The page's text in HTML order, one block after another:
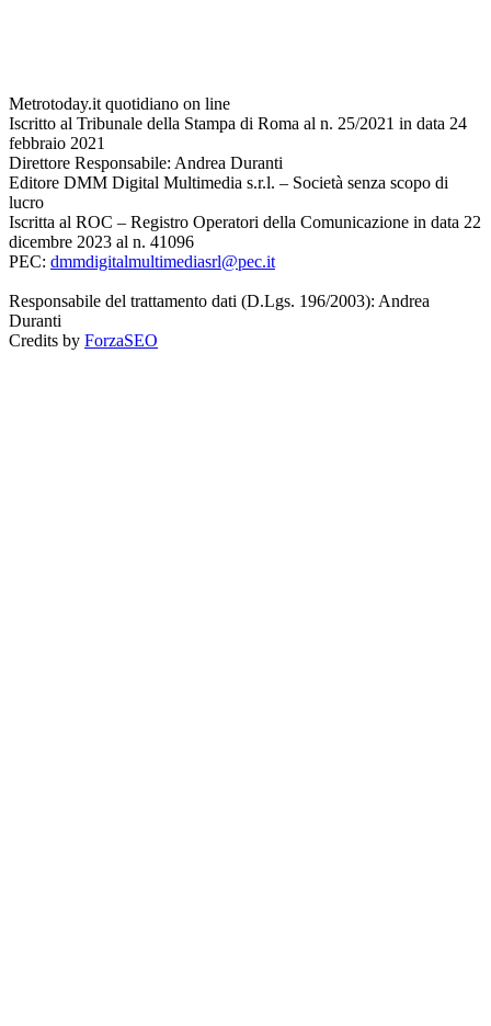
Metrotoday.it quotidiano on line
Iscritto al Tribunale della Stampa di Roma al n. 25/2021 in data 24
febbraio 2021
Direttore Responsabile: Andrea Duranti
Editore DMM Digital Multimedia s.r.l. – Società senza scopo di
lucro
Iscritta al ROC – Registro Operatori della Comunicazione in data 22
dicembre 2023 al n. 41096
PEC: dmmdigitalmultimediasrl@pec.it
Responsabile del trattamento dati (D.Lgs. 196/2003): Andrea
Duranti
Credits by ForzaSEO